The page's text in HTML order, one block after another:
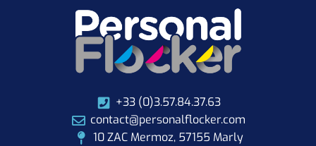
+33 (0)3.57.84.37.63
contact@personalflocker.com
10 ZAC Mermoz, 57155 Marly